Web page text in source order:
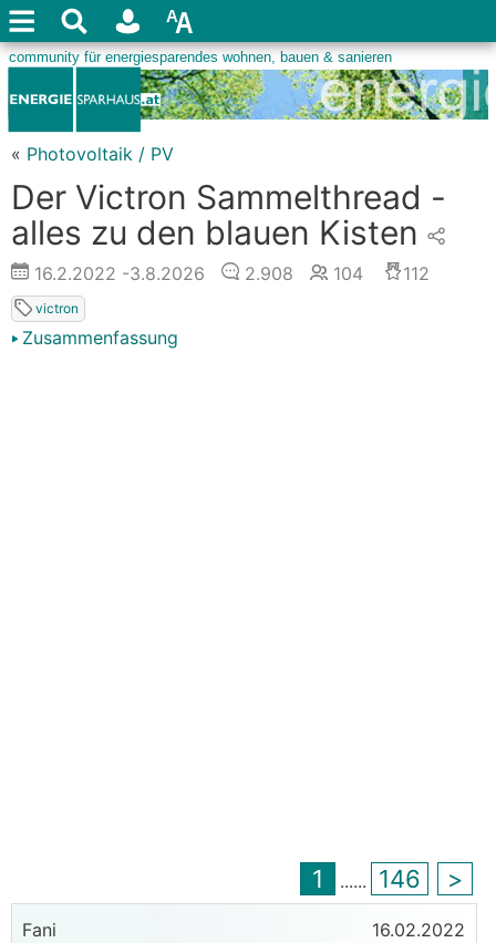
« Photovoltaik / PV
Der Victron Sammelthread -
alles zu den blauen Kisten
16.2.2022 -3.8.2026 2.908 104 112
victron
Zusammenfassung
1 ...... 146 >
Fani 16.02.2022